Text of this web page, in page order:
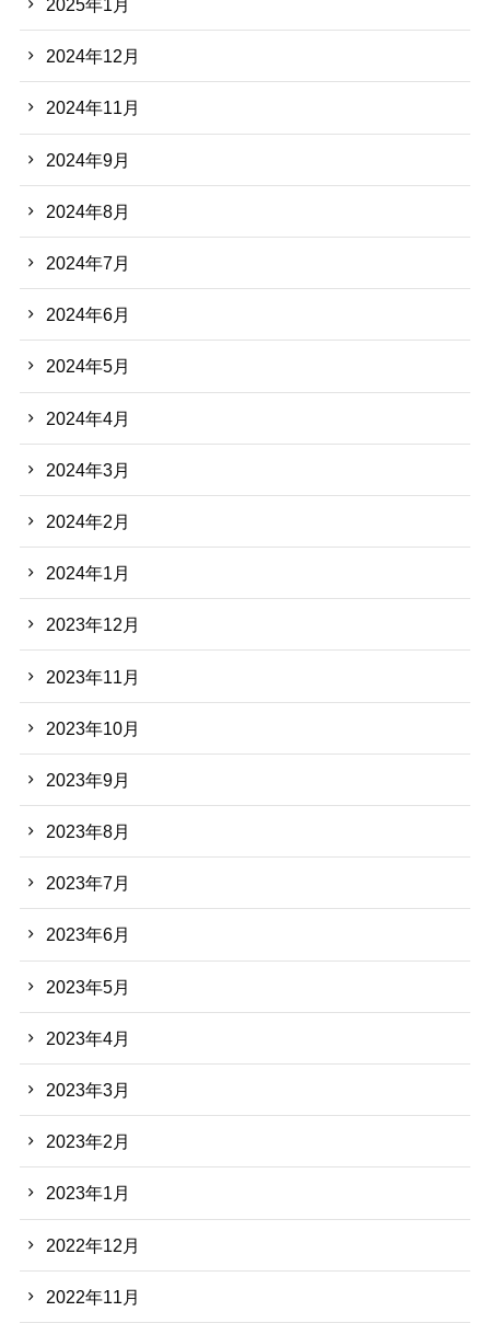
2025年1月
2024年12月
2024年11月
2024年9月
2024年8月
2024年7月
2024年6月
2024年5月
2024年4月
2024年3月
2024年2月
2024年1月
2023年12月
2023年11月
2023年10月
2023年9月
2023年8月
2023年7月
2023年6月
2023年5月
2023年4月
2023年3月
2023年2月
2023年1月
2022年12月
2022年11月